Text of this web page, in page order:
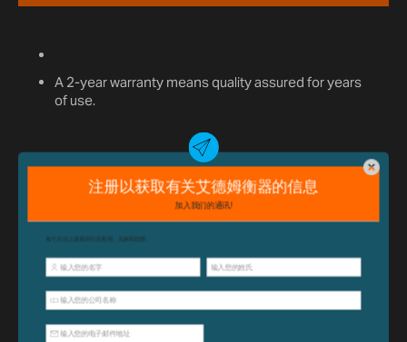
A 2-year warranty means quality assured for years
of use.
已经购买此产品？ 单击此处 获取支
持，包括配件和操作指南。